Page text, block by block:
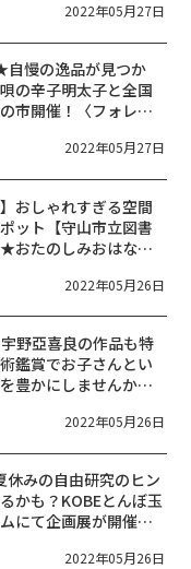
2022年05月27日
慢の逸品が見つか
の辛子明太子と全国
市開催！〈フォレオ
2022年05月27日
】おしゃれすぎる空間
ット【守山市立図書
おたのしみおはなし
12】
2022年05月26日
宇野亞喜良の作品も特
鑑賞でお子さんとい
豊かにしませんか？
堺アルフォンス・ミ
ンニュイをテーマと
2022年05月26日
休みの自由研究のヒン
かも？KOBEとんぼ玉
にて企画展が開催中
2022年05月26日